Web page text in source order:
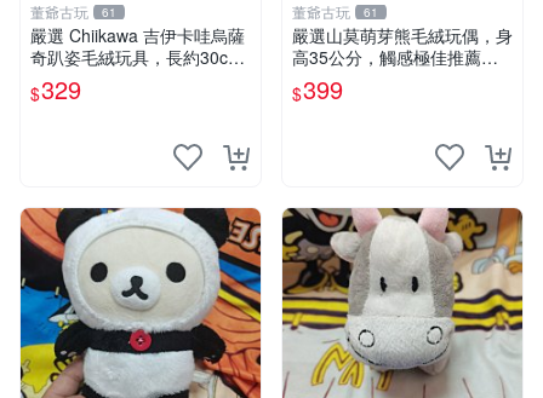
董爺古玩 61
嚴選 Chiikawa 吉伊卡哇烏薩
奇趴姿毛絨玩具，長約30c
m，質地超軟適合收藏 烏薩
奇 Chiikawa 毛絨 超軟
$329
董爺古玩 61
嚴選山莫萌芽熊毛絨玩偶，身
高35公分，觸感極佳推薦收
藏 萌芽熊 毛絨玩偶 串珠玩偶
$399